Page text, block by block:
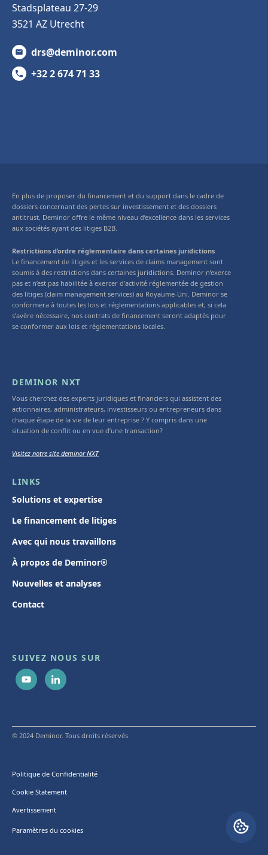
Stadsplateau 27-29
3521 AZ Utrecht
drs@deminor.com
+32 2 674 71 33
En plus de proposer du financement et du support dans le cadre de
dossiers concernant des pertes sur investissement et des dossiers
antitrust, Deminor offre le même niveau d’excellence dans les services
aux sociétés ayant des litiges B2B.
Restrictions d’ordre réglementaire dans certaines juridictions
Le financement de litiges et les services de claims management sont
soumis à des restrictions dans certaines juridictions. Deminor n’exerce
pas et n’est pas habilitée à exercer d’activité réglementée de gestion
des litiges (claim management services) au Royaume-Uni. Deminor se
conformera à toutes les lois et réglementations applicables et, si cela
s’avère nécessaire, nos contrats de financement seront adaptés pour
se conformer aux lois et réglementations locales.
DEMINOR NXT
Vous cherchez des experts juridiques et financiers qui assistent des
actionnaires, administrateurs, investisseurs ou entrepreneurs dans
chaque étape de la vie de leur entreprise ? Y compris dans une
situation de conflit ou en vue d’une transaction?
Visitez notre site deminor NXT
LINKS
Solutions et expertise
Le financement de litiges
Avec qui nous travaillons
À propos de Deminor®
Nouvelles et analyses
Contact
SUIVEZ NOUS SUR
© 2024 Deminor. Tous droits réservés
Politique de Confidentialité
Cookie Statement
Avertissement
Paramètres du cookies